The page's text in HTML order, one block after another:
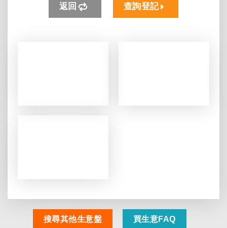
返回 查詢登記
搜尋其他生意盤 買生意FAQ